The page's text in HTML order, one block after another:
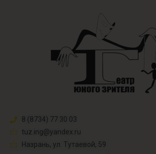
8 (8734) 77 30 03
tuz.ing@yandex.ru​
Назрань, ул. Тутаевой, 59